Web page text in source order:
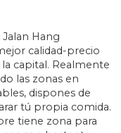
Hang
calidad-precio
capital. Realmente
las zonas en
dispones de
tú propia comida.
tiene zona para